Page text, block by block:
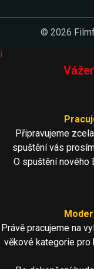
© 2026
i
Připravujeme
spuštění vás
O spuštění nového
Právě pracujeme na
věkové kategorie pro